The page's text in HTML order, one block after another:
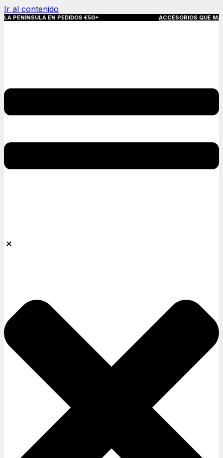
Ir al contenido
EN PEDIDOS €50+ ACCESORIOS QUE MARCAN